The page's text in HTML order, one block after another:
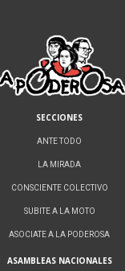
SECCIONES
ANTE TODO
LA MIRADA
CONSCIENTE COLECTIVO
SUBITE A LA MOTO
ASOCIATE A LA PODEROSA
ASAMBLEAS NACIONALES